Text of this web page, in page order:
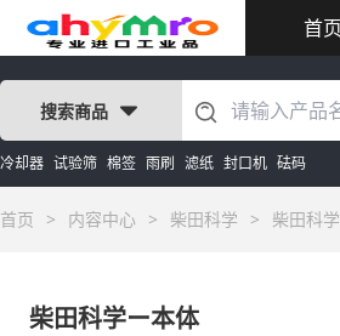
首页
搜索商品
冷却器 试验筛 棉签 雨刷 滤纸 封口机 砝码
首页 > 内容中心 > 柴田科学 > 柴田科
柴田科学ー本体